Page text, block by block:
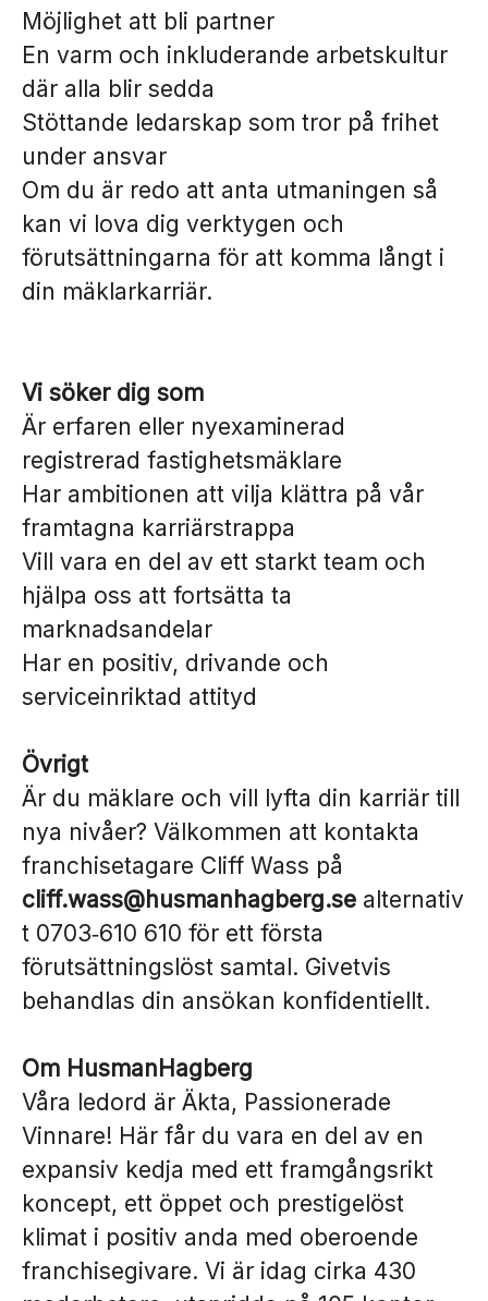
Möjlighet att bli partner
En varm och inkluderande arbetskultur
där alla blir sedda
Stöttande ledarskap som tror på frihet
under ansvar
Om du är redo att anta utmaningen så
kan vi lova dig verktygen och
förutsättningarna för att komma långt i
din mäklarkarriär.
Vi söker dig som
Är erfaren eller nyexaminerad
registrerad fastighetsmäklare
Har ambitionen att vilja klättra på vår
framtagna karriärstrappa
Vill vara en del av ett starkt team och
hjälpa oss att fortsätta ta
marknadsandelar
Har en positiv, drivande och
serviceinriktad attityd
Övrigt
Är du mäklare och vill lyfta din karriär till
nya nivåer? Välkommen att kontakta
franchisetagare Cliff Wass på
cliff.wass@husmanhagberg.se alternativ
t 0703‑610 610 för ett första
förutsättningslöst samtal. Givetvis
behandlas din ansökan konfidentiellt.
Om HusmanHagberg
Våra ledord är Äkta, Passionerade
Vinnare! Här får du vara en del av en
expansiv kedja med ett framgångsrikt
koncept, ett öppet och prestigelöst
klimat i positiv anda med oberoende
franchisegivare. Vi är idag cirka 430